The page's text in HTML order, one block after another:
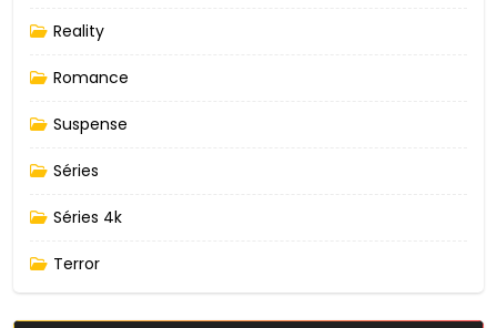
Reality
Romance
Suspense
Séries
Séries 4k
Terror